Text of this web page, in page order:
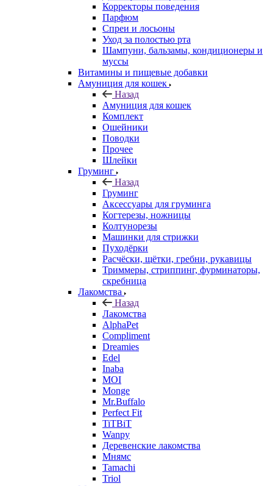
Корректоры поведения
Парфюм
Спреи и лосьоны
Уход за полостью рта
Шампуни, бальзамы, кондиционеры и
муссы
Витамины и пищевые добавки
Амуниция для кошек
Назад
Амуниция для кошек
Комплект
Ошейники
Поводки
Прочее
Шлейки
Груминг
Назад
Груминг
Аксессуары для груминга
Когтерезы, ножницы
Колтунорезы
Машинки для стрижки
Пуходёрки
Расчёски, щётки, гребни, рукавицы
Триммеры, стриппинг, фурминаторы,
скребница
Лакомства
Назад
Лакомства
AlphaPet
Compliment
Dreamies
Edel
Inaba
MOI
Monge
Mr.Buffalo
Perfect Fit
TiTBiT
Wanpy
Деревенские лакомства
Мнямс
Tamachi
Triol